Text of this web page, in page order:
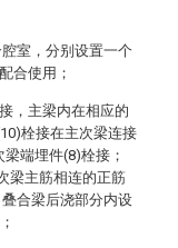
室，分别设置一个
合使用；
，主梁内在相应的
栓接在主次梁连接
端埋件(8)栓接；
梁主筋相连的正筋
合梁后浇部分内设